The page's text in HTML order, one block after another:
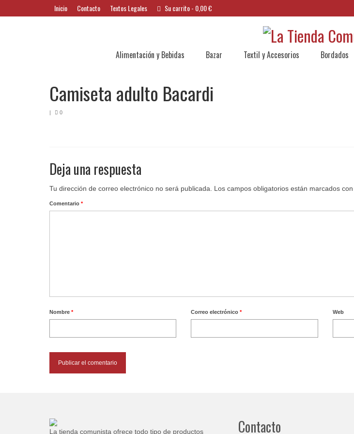
Inicio Contacto Textos Legales Su carrito- 0,00€
Alimentación y Bebidas Bazar Textil y Accesorios Bordados
Camiseta adulto Bacardi
| 0
Deja una respuesta
Tu dirección de correo electrónico no será publicada. Los campos obligatorios están marcados con
Comentario *
Nombre * Correo electrónico* Web
La tienda comunista ofrece todo tipo de productos Contacto